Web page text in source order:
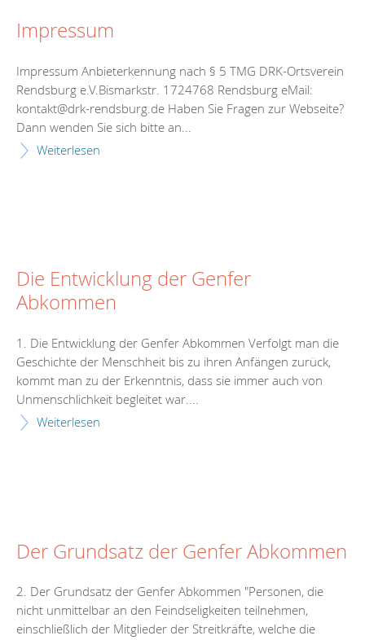
Impressum
Impressum Anbieterkennung nach § 5 TMG DRK-Ortsverein
Rendsburg e.V.Bismarkstr. 1724768 Rendsburg eMail:
kontakt@drk-rendsburg.de Haben Sie Fragen zur Webseite?
Dann wenden Sie sich bitte an...
Weiterlesen
Die Entwicklung der Genfer
Abkommen
1. Die Entwicklung der Genfer Abkommen Verfolgt man die
Geschichte der Menschheit bis zu ihren Anfängen zurück,
kommt man zu der Erkenntnis, dass sie immer auch von
Unmenschlichkeit begleitet war....
Weiterlesen
Der Grundsatz der Genfer Abkommen
2. Der Grundsatz der Genfer Abkommen "Personen, die
nicht unmittelbar an den Feindseligkeiten teilnehmen,
einschließlich der Mitglieder der Streitkräfte, welche die